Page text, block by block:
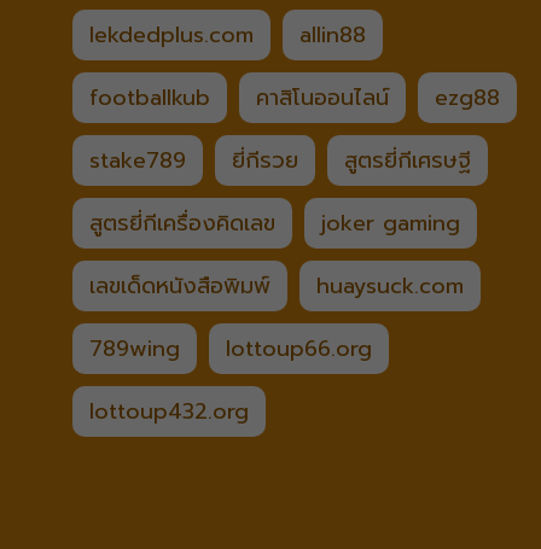
lekdedplus.com
allin88
footballkub
คาสิโนออนไลน์
ezg88
stake789
ยี่กีรวย
สูตรยี่กีเศรษฐี
สูตรยี่กีเครื่องคิดเลข
joker gaming
เลขเด็ดหนังสือพิมพ์
huaysuck.com
789wing
lottoup66.org
lottoup432.org